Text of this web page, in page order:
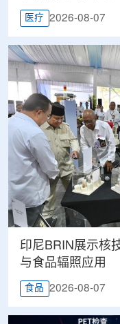
医疗 2026-08-07
印尼BRIN展示核
与食品辐照应用
食品 2026-08-07